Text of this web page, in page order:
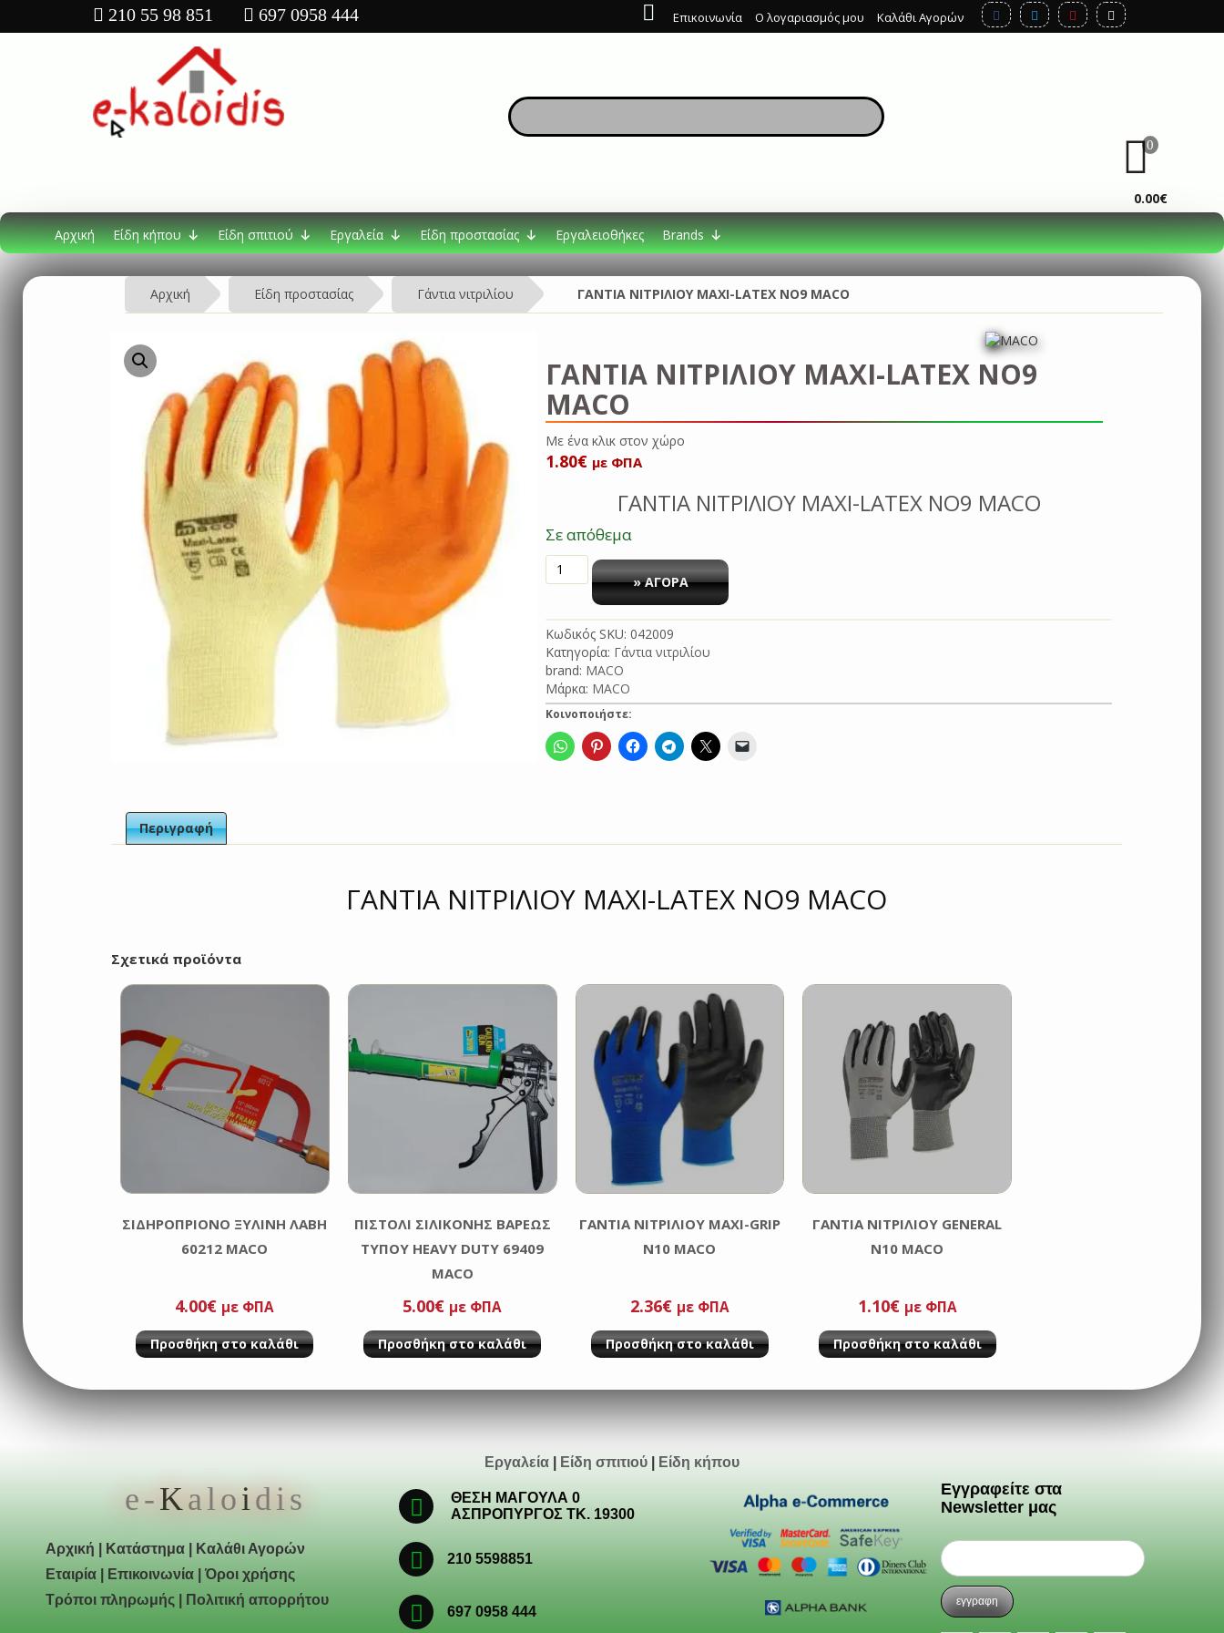
Επικοινωνία Ο λογαριασμός μου Καλάθι Αγορών
210 55 98 851 697 0958 444
0
0.00€
Αρχική Είδη κήπου Είδη σπιτιού Εργαλεία Είδη προστασίας Εργαλειοθήκες Brands
Αρχική Είδη προστασίας Γάντια νιτριλίου ΓΑΝΤΙΑ ΝΙΤΡΙΛΙΟΥ MAXI-LATEX NO9 MACO
ΓΑΝΤΙΑ ΝΙΤΡΙΛΙΟΥ MAXI-LATEX NO9
MACO
Με ένα κλικ στο
1.80€ με ΦΠΑ
ΓΑΝΤΙΑ ΝΙΤΡΙΛΙΟΥ MAXI-LATEX NO9 MACO
Σε απόθεμα
ΓΑΝΤΙΑ
ΝΙΤΡΙΛΙΟΥ
LATEX
NO9
MACO
ποσότητα
» ΑΓΟΡΑ
Κωδικός SKU:042009
Κατηγορία: Γάντια νιτριλίου
brand: MACO
Μάρκα: MACO
Κοινοποιήστε:
Περιγραφή
ΓΑΝΤΙΑ ΝΙΤΡΙΛΙΟΥ MAXI-LATEX NO9 MACO
Σχετικά προϊόντα
ΣΙΔΗΡΟΠΡΙΟΝΟ ΞΥΛΙΝΗ ΛΑΒΗ
60212 MACO
4.00€ με ΦΠΑ
Προσθήκη στο καλάθι
ΠΙΣΤΌΛΙ ΣΙΛΙΚΌΝΗΣ ΒΑΡΈΩΣ
ΤΎΠΟΥ HEAVY DUTY 69409
MACO
5.00€ με ΦΠΑ
Προσθήκη στο καλάθι
ΓΑΝΤΙΑ ΝΙΤΡΙΛΙΟΥ MAXI-GRIP
Ν10 MACO
2.36€ με ΦΠΑ
Προσθήκη στο καλάθι
ΓΑΝΤΙΑ ΝΙΤΡΙΛΙΟΥ GENERAL
N10 MACO
1.10€ με ΦΠΑ
Προσθήκη στο καλάθι
Εργαλεία Είδη σπιτιού Είδη κήπου
e-Kaloidis
Αρχική Κατάστημα
Καλάθι Αγορών
Εταιρία
Επικοινωνία |Όροι χρήσης
Τρόποι πληρωμής
Πολιτική απορρήτου
ΘΕΣΗ ΜΑΓΟΥΛΑ 0
ΑΣΠΡΟΠΥΡΓΟΣ ΤΚ. 19300
210 5598851
697 0958 444
Εγγραφείτε στα
Newsletter μας